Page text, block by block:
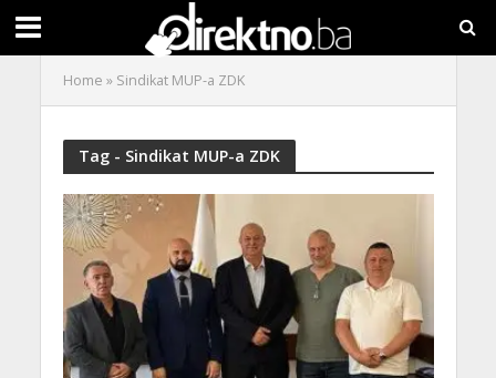
Home » Sindikat MUP-a ZDK
Tag - Sindikat MUP-a ZDK